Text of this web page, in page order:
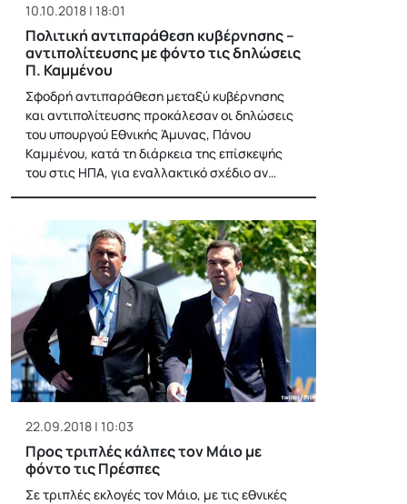
10.10.2018 | 18:01
Πολιτική αντιπαράθεση κυβέρνησης –
αντιπολίτευσης με φόντο τις δηλώσεις
Π. Καμμένου
Σφοδρή αντιπαράθεση μεταξύ κυβέρνησης
και αντιπολίτευσης προκάλεσαν οι δηλώσεις
του υπουργού Εθνικής Άμυνας, Πάνου
Καμμένου, κατά τη διάρκεια της επίσκεψής
του στις ΗΠΑ, για εναλλακτικό σχέδιο αν…
22.09.2018 | 10:03
Προς τριπλές κάλπες τον Μάιο με
φόντο τις Πρέσπες
Σε τριπλές εκλογές τον Μάιο, με τις εθνικές